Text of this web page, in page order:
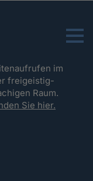
Menu
im
freigeistig-
Raum.
Sie hier.